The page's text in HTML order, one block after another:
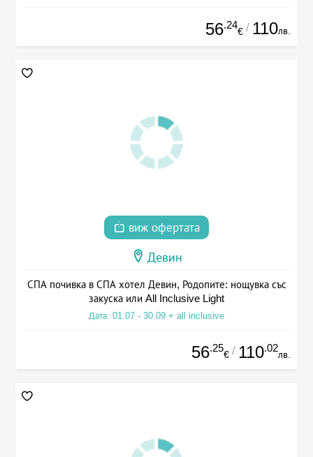
56.24
€ / 110лв.
виж офертата
Девин
СПА почивка в СПА хотел Девин, Родопите: нощувка със
закуска или All Inclusive Light
Дата: 01.07 - 30.09 + all inclusive
56.25
€ / 110.02
лв.